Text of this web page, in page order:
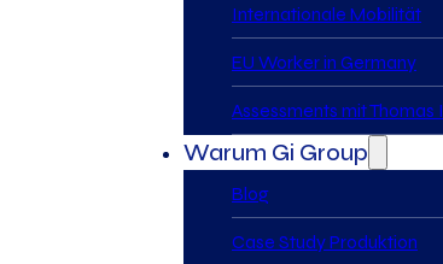
Internationale Mobilität
EU Worker in Germany
Assessments mit
Warum Gi Group
Blog
Case Study Produktion